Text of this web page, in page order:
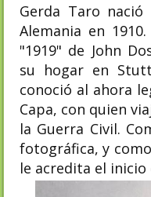
Gerda Taro nació
Alemania en 1910.
"1919" de John
su hogar en
conoció al ahora
Capa, con quien
la Guerra Civil.
fotográfica, y
le acredita el inicio